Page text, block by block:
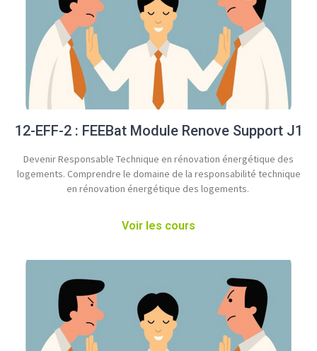
12-EFF-2 : FEEBat Module Renove Support J1
Devenir Responsable Technique en rénovation énergétique des
logements​. Comprendre le domaine de la responsabilité technique
en rénovation énergétique des logements.
Voir les cours